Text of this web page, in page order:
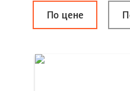
По цене